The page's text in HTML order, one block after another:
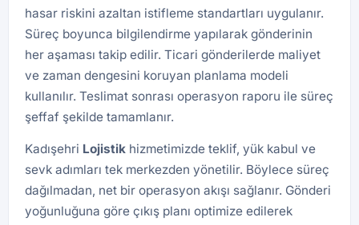
hasar riskini azaltan istifleme standartları uygulanır.
Süreç boyunca bilgilendirme yapılarak gönderinin
her aşaması takip edilir. Ticari gönderilerde maliyet
ve zaman dengesini koruyan planlama modeli
kullanılır. Teslimat sonrası operasyon raporu ile süreç
şeffaf şekilde tamamlanır.
Kadışehri Lojistik hizmetimizde teklif, yük kabul ve
sevk adımları tek merkezden yönetilir. Böylece süreç
dağılmadan, net bir operasyon akışı sağlanır. Gönderi
yoğunluğuna göre çıkış planı optimize edilerek